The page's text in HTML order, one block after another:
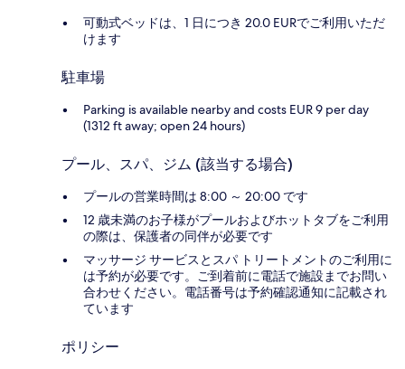
可動式ベッドは、1 日につき 20.0 EURでご利用いただ
けます
駐車場
Parking is available nearby and costs EUR 9 per day
(1312 ft away; open 24 hours)
プール、スパ、ジム (該当する場合)
プールの営業時間は 8:00 ～ 20:00 です
12 歳未満のお子様がプールおよびホットタブをご利用
の際は、保護者の同伴が必要です
マッサージ サービスとスパ トリートメントのご利用に
は予約が必要です。ご到着前に電話で施設までお問い
合わせください。電話番号は予約確認通知に記載され
ています
ポリシー